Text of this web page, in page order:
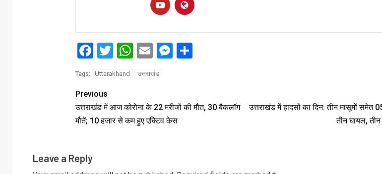
Facebook
Twitter
WhatsApp
EmailMessenger
Share
Tags: Uttarakhand उत्तराखंड
Previous
उत्तराखंड में आज कोरोना के 22 मरीजों की मौत, 30 बैकलॉग
मौतें; 10 हजार से कम हुए एक्टिव केस
उत्तराखंड में हादसों का दिन: तीन मासूमों समेत
तीन घायल,
Leave a Reply